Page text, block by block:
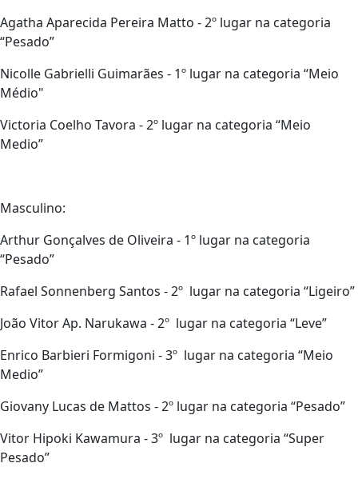
Agatha Aparecida Pereira Matto - 2º lugar na categoria
“Pesado”
Nicolle Gabrielli Guimarães - 1º lugar na categoria “Meio
Médio"
Victoria Coelho Tavora - 2º lugar na categoria “Meio
Medio”
Masculino:
Arthur Gonçalves de Oliveira - 1º lugar na categoria
“Pesado”
Rafael Sonnenberg Santos - 2º lugar na categoria “Ligeiro”
João Vitor Ap. Narukawa - 2º lugar na categoria “Leve”
Enrico Barbieri Formigoni - 3º lugar na categoria “Meio
Medio”
Giovany Lucas de Mattos - 2º lugar na categoria “Pesado”
Vitor Hipoki Kawamura - 3º lugar na categoria “Super
Pesado”